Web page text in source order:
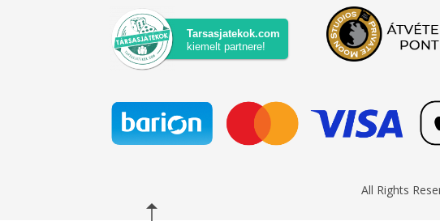
Tarsasjatekok.com
kiemelt partnere!
All Rights